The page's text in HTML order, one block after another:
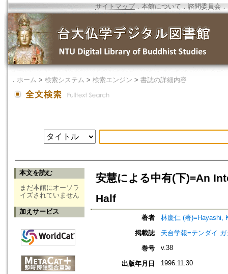
サイトマップ．本館について ． 諮問委員会 ．
． ホーム > 検索システム > 検索エンジン > 書誌の詳細内容
本文を読む
まだ本館にオーソラ
イズされていません
加えサービス
安慧による中有(下)=An
Half
著者
林慶仁 (著)=Hayashi,
掲載誌
天台学報=テンダイ
巻号
v.38
出版年月日 1996.11.30